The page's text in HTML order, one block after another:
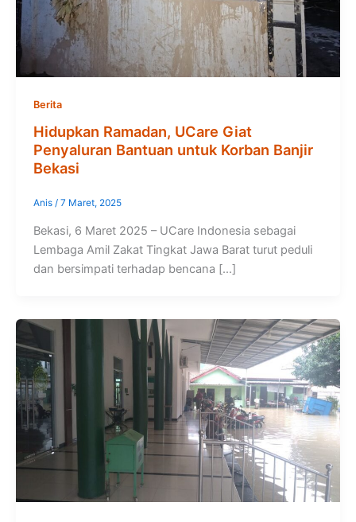
Berita
Hidupkan Ramadan, UCare Giat
Penyaluran Bantuan untuk Korban Banjir
Bekasi
Anis / 7 Maret, 2025
Bekasi, 6 Maret 2025 – UCare Indonesia sebagai
Lembaga Amil Zakat Tingkat Jawa Barat turut peduli
dan bersimpati terhadap bencana […]